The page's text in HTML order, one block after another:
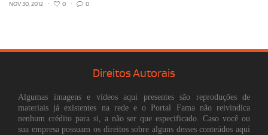
NOV 30, 2012 • 0 • 0
Direitos Autorais
Algumas imagens e vídeos aqui presentes são reproduções de
materiais já existentes na rede e o Portal Fama não reivindica
nenhum crédito para si, a não ser que especificado. Caso você ou
sua empresa possuam os direitos sobre alguns desses conteúdos aqui